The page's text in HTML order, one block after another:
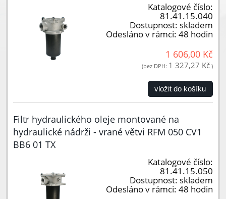
Katalogové číslo:
81.41.15.040
Dostupnost: skladem
Odesláno v rámci: 48 hodin
1 606,00 Kč
(bez DPH: 1 327,27 Kč )
vložit do košíku
Filtr hydraulického oleje montované na
hydraulické nádrži - vrané větvi RFM 050 CV1
BB6 01 TX
Katalogové číslo:
81.41.15.050
Dostupnost: skladem
Odesláno v rámci: 48 hodin